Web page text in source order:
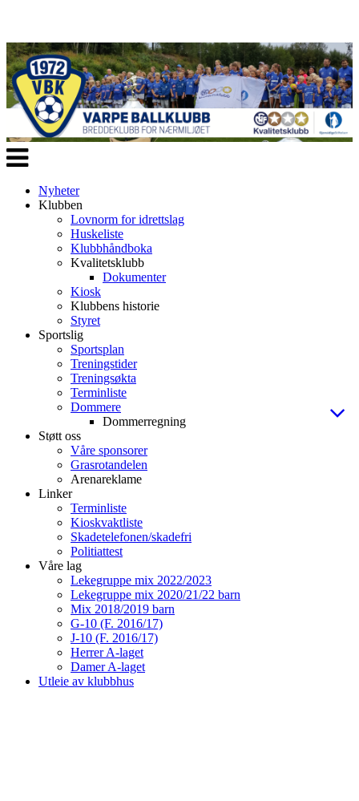
Veksle
navigasjon
Nyheter
Klubben
Lovnorm for idrettslag
Huskeliste
Klubbhåndboka
Kvalitetsklubb
Dokumenter
Kiosk
Klubbens historie
Styret
Sportslig
Sportsplan
Treningstider
Treningsøkta
Terminliste
Dommere
Dommerregning
Støtt oss
Våre sponsorer
Grasrotandelen
Arenareklame
Linker
Terminliste
Kioskvaktliste
Skadetelefonen/skadefri
Politiattest
Våre lag
Lekegruppe mix 2022/2023
Lekegruppe mix 2020/21/22 barn
Mix 2018/2019 barn
G-10 (F. 2016/17)
J-10 (F. 2016/17)
Herrer A-laget
Damer A-laget
Utleie av klubbhus